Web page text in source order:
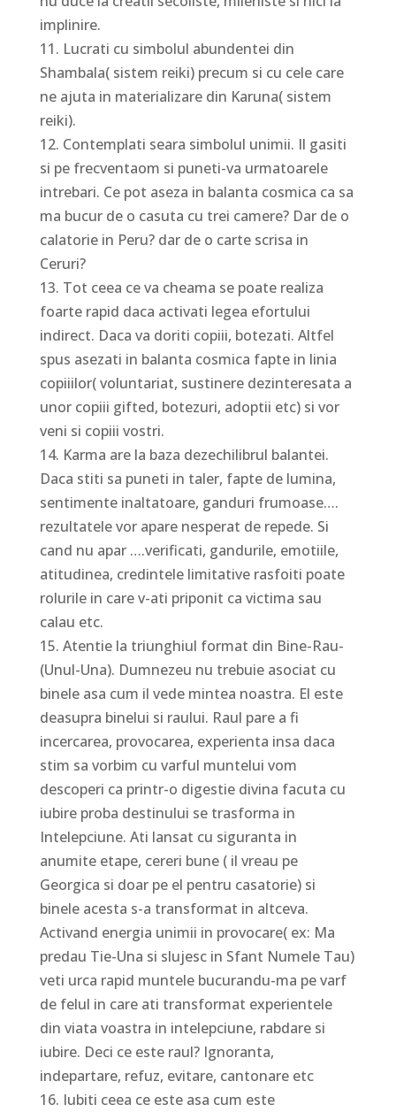
implinire.
11. Lucrati cu simbolul abundentei din
Shambala( sistem reiki) precum si cu cele care
ne ajuta in materializare din Karuna( sistem
reiki).
12. Contemplati seara simbolul unimii. Il gasiti
si pe frecventaom si puneti-va urmatoarele
intrebari. Ce pot aseza in balanta cosmica ca sa
ma bucur de o casuta cu trei camere? Dar de o
calatorie in Peru? dar de o carte scrisa in
Ceruri?
13. Tot ceea ce va cheama se poate realiza
foarte rapid daca activati legea efortului
indirect. Daca va doriti copiii, botezati. Altfel
spus asezati in balanta cosmica fapte in linia
copiiilor( voluntariat, sustinere dezinteresata a
unor copiii gifted, botezuri, adoptii etc) si vor
veni si copiii vostri.
14. Karma are la baza dezechilibrul balantei.
Daca stiti sa puneti in taler, fapte de lumina,
sentimente inaltatoare, ganduri frumoase….
rezultatele vor apare nesperat de repede. Si
cand nu apar ….verificati, gandurile, emotiile,
atitudinea, credintele limitative rasfoiti poate
rolurile in care v-ati priponit ca victima sau
calau etc.
15. Atentie la triunghiul format din Bine-Rau-
(Unul-Una). Dumnezeu nu trebuie asociat cu
binele asa cum il vede mintea noastra. El este
deasupra binelui si raului. Raul pare a fi
incercarea, provocarea, experienta insa daca
stim sa vorbim cu varful muntelui vom
descoperi ca printr-o digestie divina facuta cu
iubire proba destinului se trasforma in
Intelepciune. Ati lansat cu siguranta in
anumite etape, cereri bune ( il vreau pe
Georgica si doar pe el pentru casatorie) si
binele acesta s-a transformat in altceva.
Activand energia unimii in provocare( ex: Ma
predau Tie-Una si slujesc in Sfant Numele Tau)
veti urca rapid muntele bucurandu-ma pe varf
de felul in care ati transformat experientele
din viata voastra in intelepciune, rabdare si
iubire. Deci ce este raul? Ignoranta,
indepartare, refuz, evitare, cantonare etc
16. Iubiti ceea ce este asa cum este